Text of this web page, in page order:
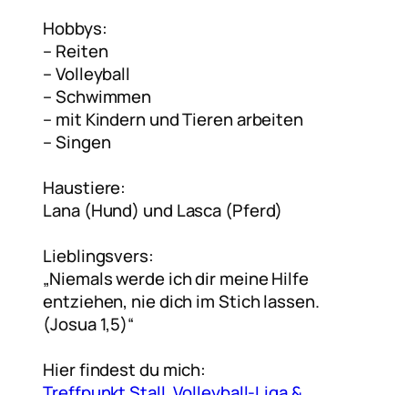
Hobbys:
– Reiten
– Volleyball
– Schwimmen
– mit Kindern und Tieren arbeiten
– Singen
Haustiere:
Lana (Hund) und Lasca (Pferd)
Lieblingsvers:
„Niemals werde ich dir meine Hilfe
entziehen, nie dich im Stich lassen.
(Josua 1,5)“
Hier findest du mich: